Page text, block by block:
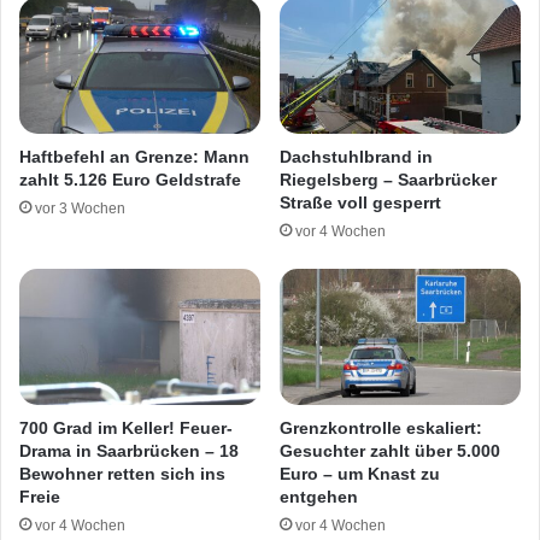
f
e
s
–
e
u
e
w
h
ü
c
k
t
a
u
a
a
r
r
c
e
w
e
e
r
f
ü
r
V
e
Haftbefehl an Grenze: Mann
zahlt 5.126 Euro Geldstrafe
vor 3 Wochen
Dachstuhlbrand in
Riegelsberg – Saarbrücker
Straße voll gesperrt
vor 4 Wochen
700 Grad im Keller! Feuer-
Drama in Saarbrücken – 18
Bewohner retten sich ins
Freie
vor 4 Wochen
Grenzkontrolle eskaliert:
Gesuchter zahlt über 5.000
Euro – um Knast zu
entgehen
vor 4 Wochen